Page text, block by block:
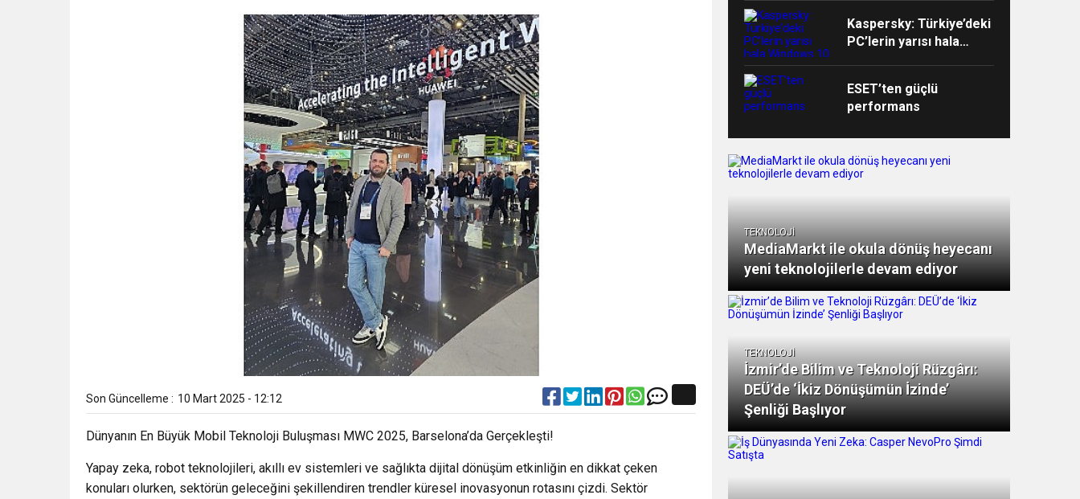
Son Güncelleme : 10 Mart 2025 - 12:12
Dünyanın En Büyük Mobil Teknoloji Buluşması MWC 2025, Barselona’da Gerçekleşti!
Yapay zeka, robot teknolojileri, akıllı ev sistemleri ve sağlıkta dijital dönüşüm etkinliğin en dikkat çeken
konuları olurken, sektörün geleceğini şekillendiren trendler küresel inovasyonun rotasını çizdi. Sektör
Kaspersky: Türkiye’deki
PC’lerin yarısı hala
ESET’ten güçlü
performans
TEKNOLOJİ
MediaMarkt ile okula dönüş heyecanı
yeni teknolojilerle devam ediyor
TEKNOLOJİ
İzmir’de Bilim ve Teknoloji Rüzgârı:
DEÜ’de ‘İkiz Dönüşümün İzinde’
Şenliği Başlıyor